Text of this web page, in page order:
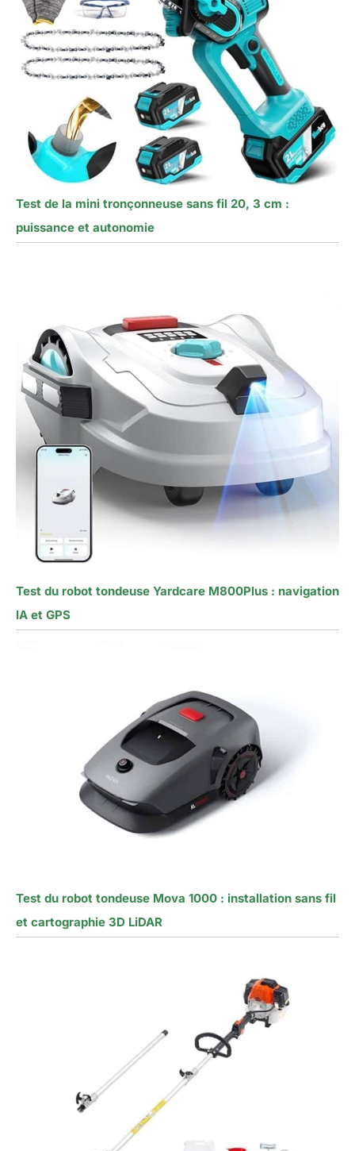
Test de la mini tronçonneuse sans fil 20, 3 cm :
puissance et autonomie
Test du robot tondeuse Yardcare M800Plus : navigation
IA et GPS
Test du robot tondeuse Mova 1000 : installation sans fil
et cartographie 3D LiDAR